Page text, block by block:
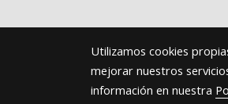
Utilizamos cookies
mejorar nuestros
información en nuestra